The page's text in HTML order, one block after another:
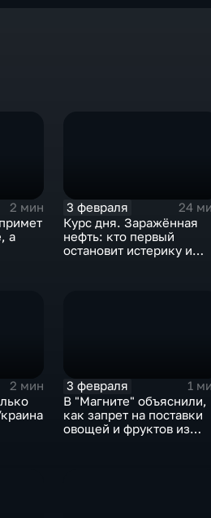
2 мин
а
3 февраля
24
Курс дня. Заражённая
нефть: кто первый
остановит истерику и
2 мин
3 февраля
1
В "Магните" объяснили,
как запрет на поставки
овощей и фруктов из